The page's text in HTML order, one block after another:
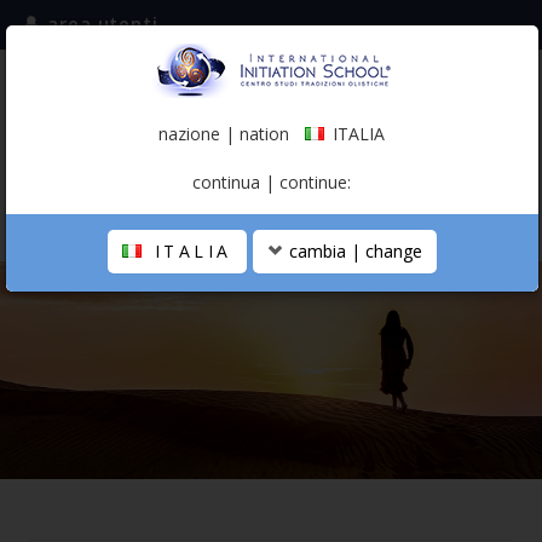
iscriviti alla mailing list
(italiano)
area utenti
LA SCUOLA
nazione | nation ITALIA
continua | continue:
ITALIA cambia | change